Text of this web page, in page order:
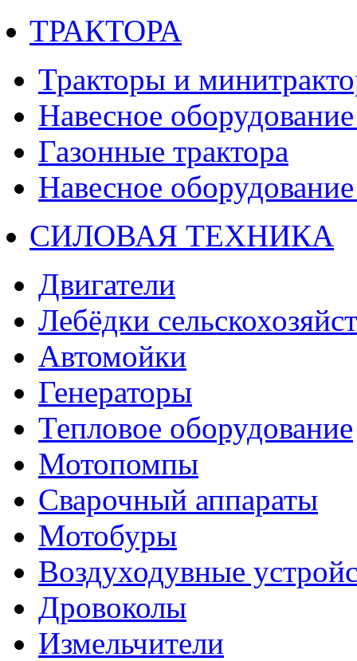
ТРАКТОРА
Тракторы и
Навесное
Газонные трактора
Навесное
СИЛОВАЯ ТЕХНИКА
Двигатели
Лебёдки
Автомойки
Генераторы
Тепловое оборудование
Мотопомпы
Сварочный аппараты
Мотобуры
Воздуходувные
Дровоколы
Измельчители